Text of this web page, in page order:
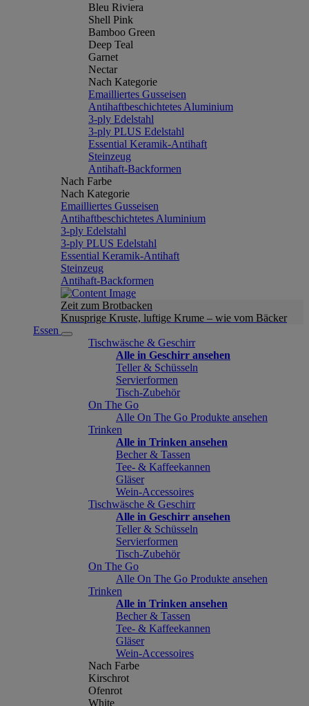
Bleu Riviera
Shell Pink
Bamboo Green
Deep Teal
Garnet
Nectar
Nach Kategorie
Emailliertes Gusseisen
Antihaftbeschichtetes Aluminium
3-ply Edelstahl
3-ply PLUS Edelstahl
Essential Keramik-Antihaft
Steinzeug
Antihaft-Backformen
Nach Farbe
Nach Kategorie
Emailliertes Gusseisen
Antihaftbeschichtetes Aluminium
3-ply Edelstahl
3-ply PLUS Edelstahl
Essential Keramik-Antihaft
Steinzeug
Antihaft-Backformen
Zeit zum Brotbacken
Knusprige Kruste, luftige Krume – wie vom Bäcker
Essen
Tischwäsche & Geschirr
Alle in Geschirr ansehen
Teller & Schüsseln
Servierformen
Tisch-Zubehör
On The Go
Alle On The Go Produkte ansehen
Trinken
Alle in Trinken ansehen
Becher & Tassen
Tee- & Kaffeekannen
Gläser
Wein-Accessoires
Tischwäsche & Geschirr
Alle in Geschirr ansehen
Teller & Schüsseln
Servierformen
Tisch-Zubehör
On The Go
Alle On The Go Produkte ansehen
Trinken
Alle in Trinken ansehen
Becher & Tassen
Tee- & Kaffeekannen
Gläser
Wein-Accessoires
Nach Farbe
Kirschrot
Ofenrot
White